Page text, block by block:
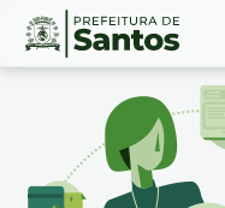
Ir
Conteúdo